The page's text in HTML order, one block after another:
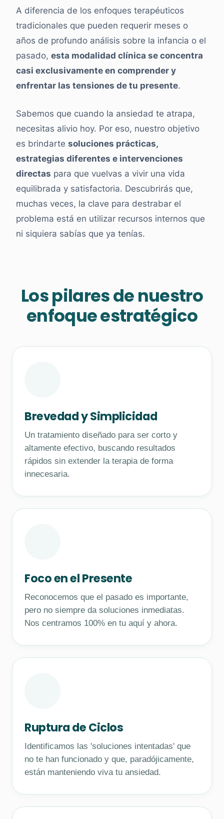
A diferencia de los enfoques terapéuticos
tradicionales que pueden requerir meses o
años de profundo análisis sobre la infancia o el
pasado, esta modalidad clínica se concentra
casi exclusivamente en comprender y
enfrentar las tensiones de tu presente.
Sabemos que cuando la ansiedad te atrapa,
necesitas alivio hoy. Por eso, nuestro objetivo
es brindarte soluciones prácticas,
estrategias diferentes e intervenciones
directas para que vuelvas a vivir una vida
equilibrada y satisfactoria. Descubrirás que,
muchas veces, la clave para destrabar el
problema está en utilizar recursos internos que
ni siquiera sabías que ya tenías.
Los pilares de nuestro
enfoque estratégico
Brevedad y Simplicidad
Un tratamiento diseñado para ser corto y
altamente efectivo, buscando resultados
rápidos sin extender la terapia de forma
innecesaria.
Foco en el Presente
Reconocemos que el pasado es importante,
pero no siempre da soluciones inmediatas.
Nos centramos 100% en tu aquí y ahora.
Ruptura de Ciclos
Identificamos las 'soluciones intentadas' que
no te han funcionado y que, paradójicamente,
están manteniendo viva tu ansiedad.